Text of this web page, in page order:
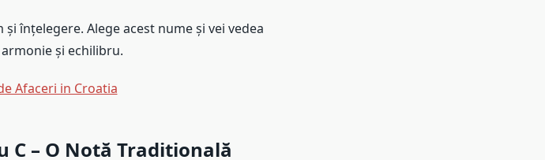
înțelegere. Alege acest nume și vei vedea
și echilibru.
Afaceri in Croatia
C – O Notă Traditională